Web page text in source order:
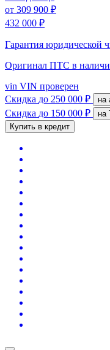
от 309 900 ₽
432 000 ₽
Гарантия юридической
Оригинал ПТС в
vin VIN проверен
Скидка до 250 000 ₽
Скидка до 150 000 ₽
Купить в кредит